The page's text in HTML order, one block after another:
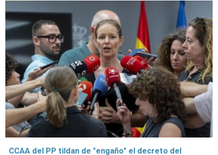
CCAA del PP tildan de "engaño" el decreto del